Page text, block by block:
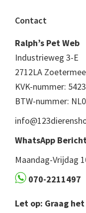
Footer
Contact
Ralph’s Pet Web
Industrieweg 3-E
2712LA
KVK-nummer:
BTW-nummer:
WhatsApp
Maandag-Vrijdag
070-2211497
Let op: Graag